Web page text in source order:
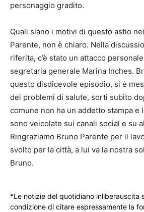
personaggio gradito.
Quali siano i motivi di questo astio
Parente, non è chiaro. Nella
riferita, c’è stato un attacco personale
segretaria generale Marina Inches.
questo disdicevole episodio, si è
dei problemi di salute, sorti subito
comune non ha un addetto stampa e
sono veicolate sui canali social e su
Ringraziamo Bruno Parente per il
svolto per la città, a lui va la nostra
Bruno.
*Le notizie del quotidiano inliberauscita
condizione di citare espressamente la